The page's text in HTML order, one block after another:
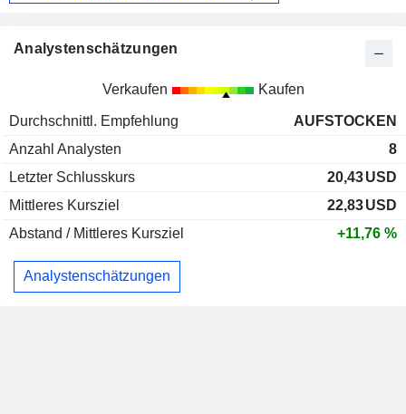
Analystenschätzungen
Verkaufen Kaufen
Durchschnittl. Empfehlung
AUFSTOCKEN
Anzahl Analysten
8
Letzter Schlusskurs
20,43USD
Mittleres Kursziel
22,83USD
Abstand / Mittleres Kursziel
+11,76 %
Analystenschätzungen